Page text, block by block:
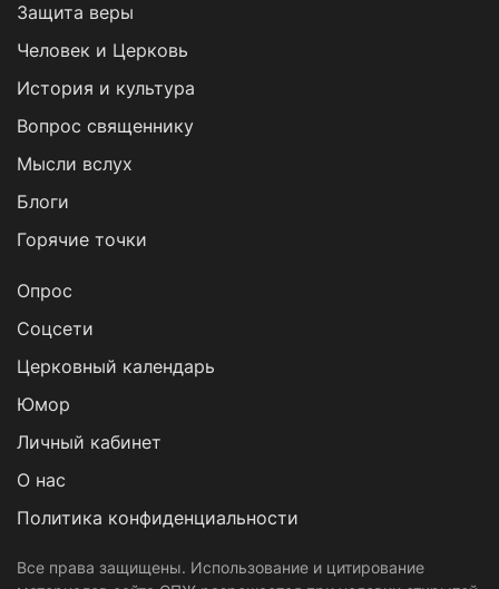
Защита веры
Человек и Церковь
История и культура
Вопрос священнику
Мысли вслух
Блоги
Горячие точки
Опрос
Cоцсети
Церковный календарь
Юмор
Личный кабинет
О нас
Политика конфиденциальности
Все права защищены. Использование и цитирование